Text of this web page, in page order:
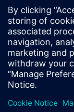
Lesen Sie das E-
helfen kann,
Produkte eine
Teilen